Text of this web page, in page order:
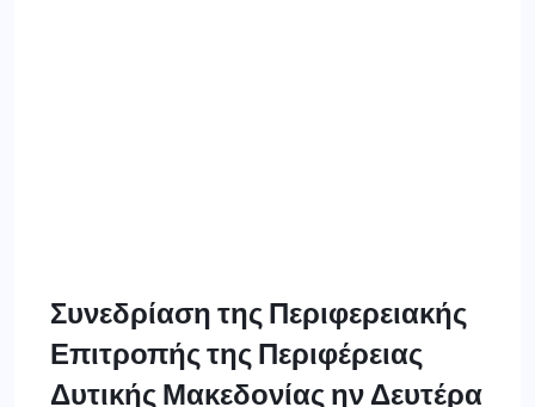
Συνεδρίαση της Περιφερειακής
Επιτροπής της Περιφέρειας
Δυτικής Μακεδονίας ην Δευτέρα